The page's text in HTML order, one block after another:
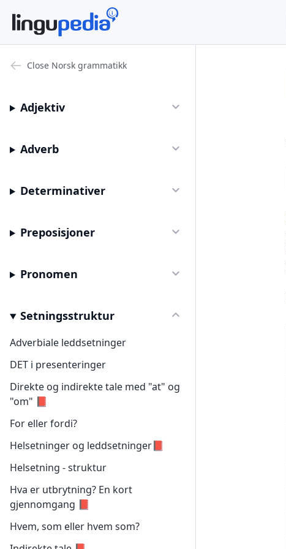
Close Norsk grammatikk
Adjektiv
Adverb
Determinativer
Preposisjoner
Pronomen
Setningsstruktur
Adverbiale leddsetninger
DET i presenteringer
Direkte og indirekte tale med "at" og
"om" 📕
For eller fordi?
Helsetninger og leddsetninger📕
Helsetning - struktur
Hva er utbrytning? En kort
gjennomgang 📕
Hvem, som eller hvem som?